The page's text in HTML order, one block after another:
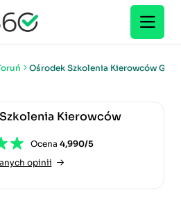
Ośrodek Szkolenia Kierowców
Kierowców
Ocena 4,990/5
opinii